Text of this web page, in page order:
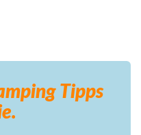
Tipps